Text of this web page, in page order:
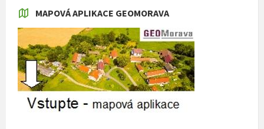
MAPOVÁ APLIKACE GEOMORAVA